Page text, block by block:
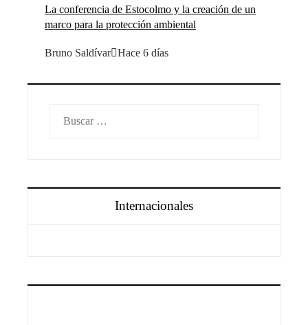
La conferencia de Estocolmo y la creación de un
marco para la protección ambiental
Bruno Saldívar Hace 6 días
Internacionales